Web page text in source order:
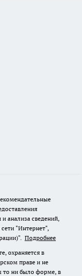
анализа сведений,
"Интернет",
Подробнее
охраняется в
праве и не
то ни было форме, в